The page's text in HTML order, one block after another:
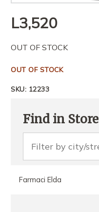
L3,520
OUT OF STOCK
OUT OF STOCK
SKU: 12233
Find in Store
Farmaci Elda